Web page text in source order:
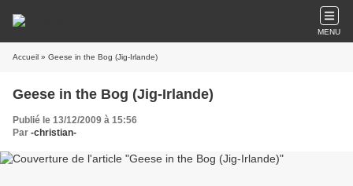
MENU
Accueil » Geese in the Bog (Jig-Irlande)
Geese in the Bog (Jig-Irlande)
Publié le 13/12/2009 à 15:56
Par -christian-